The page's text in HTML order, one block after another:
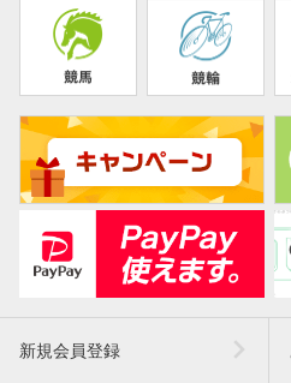
新規会員登録